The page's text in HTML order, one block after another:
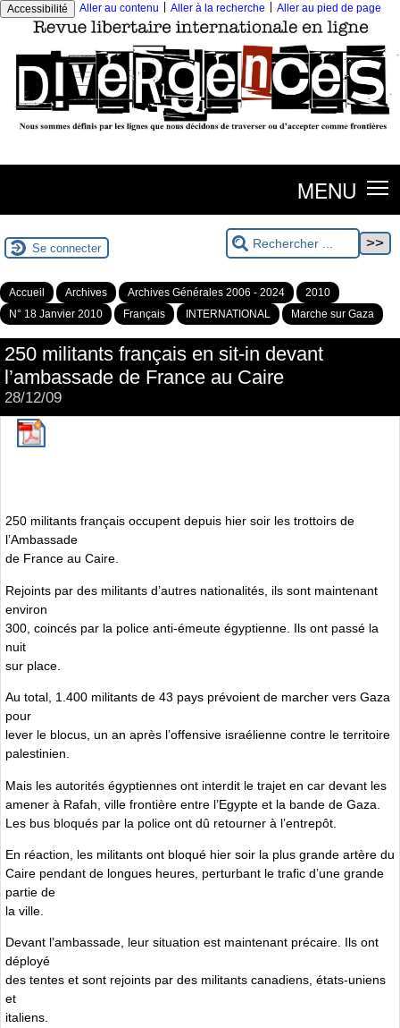
Accessibilité Aller au contenu Aller à la recherche Aller au pied de page
MENU
Se connecter
Accueil Archives Archives Générales 2006 - 2024
2010
N° 18 Janvier 2010
Français INTERNATIONAL Marche sur Gaza
250 militants français en sit-in devant
l’ambassade de France au Caire
28/12/09
250 militants français occupent depuis hier soir les trottoirs de
l’Ambassade
de France au Caire.
Rejoints par des militants d’autres nationalités, ils sont maintenant
environ
300, coincés par la police anti-émeute égyptienne. Ils ont passé la
nuit
sur place.
Au total, 1.400 militants de 43 pays prévoient de marcher vers Gaza
pour
lever le blocus, un an après l’offensive israélienne contre le territoire
palestinien.
Mais les autorités égyptiennes ont interdit le trajet en car devant les
amener à Rafah, ville frontière entre l’Egypte et la bande de Gaza.
Les bus bloqués par la police ont dû retourner à l’entrepôt.
En réaction, les militants ont bloqué hier soir la plus grande artère du
Caire pendant de longues heures, perturbant le trafic d’une grande
partie de
la ville.
Devant l’ambassade, leur situation est maintenant précaire. Ils ont
déployé
des tentes et sont rejoints par des militants canadiens, états-uniens
et
italiens.